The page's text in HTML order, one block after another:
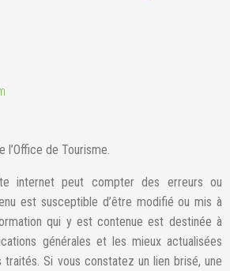
l’Office de Tourisme.
internet peut compter des erreurs ou
est susceptible d’être modifié ou mis à
qui y est contenue est destinée à
générales et les mieux actualisées
Si vous constatez un lien brisé, une